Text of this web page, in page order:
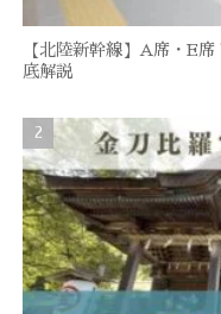
【北陸新幹線】A席・E
底解説